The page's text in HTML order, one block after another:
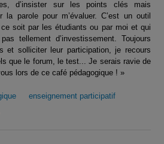
d’insister sur les points clés mais
la parole pour m’évaluer. C’est un outil
soit par les étudiants ou par moi et qui
tellement d’investissement. Toujours
et solliciter leur participation, je recours
que le forum, le test... Je serais ravie de
lors de ce café pédagogique ! »
enseignement participatif